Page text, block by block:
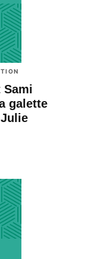
galette